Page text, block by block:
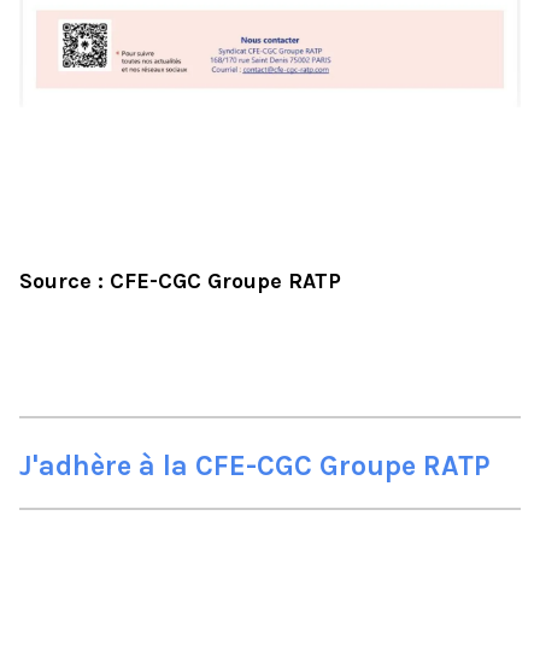
Source : CFE-CGC Groupe RATP
J'adhère à la CFE-CGC Groupe RATP